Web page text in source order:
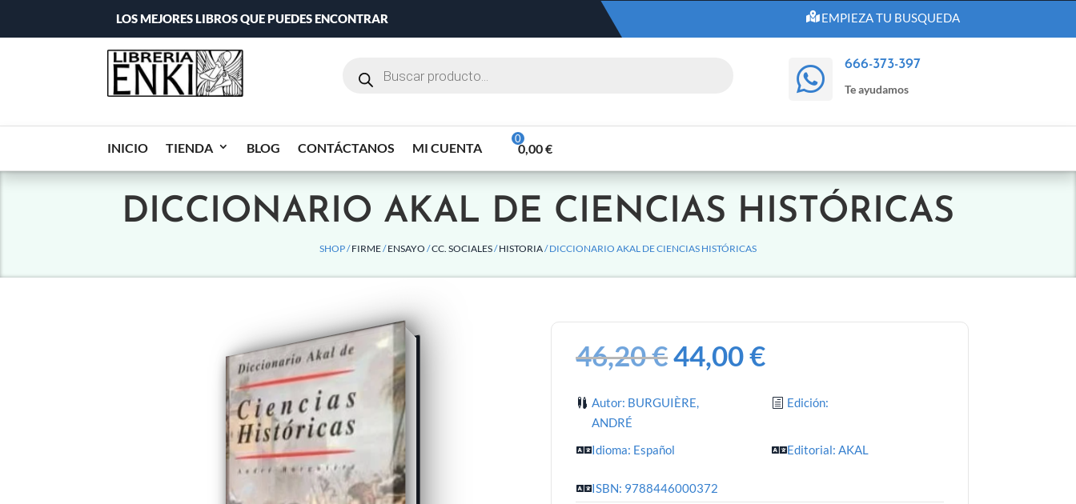
LOS MEJORES LIBROS QUE PUEDES ENCONTRAR EMPIEZA TU BUSQUEDA
 666-373-397
Te ayudamos
INICIO TIENDA BLOG CONTÁCTANOS MI CUENTA 0,00€
DICCIONARIO AKAL DE CIENCIAS HISTÓRICAS
SHOP /FIRME/ENSAYO /CC. SOCIALES/HISTORIA/ DICCIONARIO AKAL DE CIENCIAS HISTÓRICAS
46,20€44,00€
Autor: BURGUIÈRE,
ANDRÉ
Edición:
Idioma: Español
ISBN: 9788446000372
Editorial: AKAL